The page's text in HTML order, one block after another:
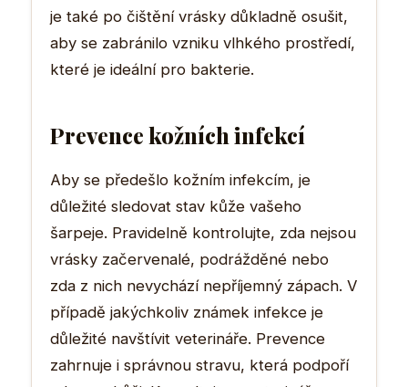
je také po čištění vrásky důkladně osušit,
aby se zabránilo vzniku vlhkého prostředí,
které je ideální pro bakterie.
Prevence kožních infekcí
Aby se předešlo kožním infekcím, je
důležité sledovat stav kůže vašeho
šarpeje. Pravidelně kontrolujte, zda nejsou
vrásky začervenalé, podrážděné nebo
zda z nich nevychází nepříjemný zápach. V
případě jakýchkoliv známek infekce je
důležité navštívit veterináře. Prevence
zahrnuje i správnou stravu, která podpoří